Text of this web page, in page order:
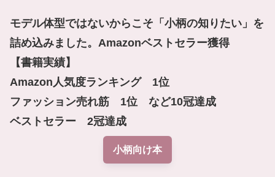
モデル体型ではないからこそ「小柄の知りたい」を
詰め込みました。Amazonベストセラー獲得
【書籍実績】
Amazon人気度ランキング　1位
ファッション売れ筋　1位　など10冠達成
ベストセラー　2冠達成
小柄向け本